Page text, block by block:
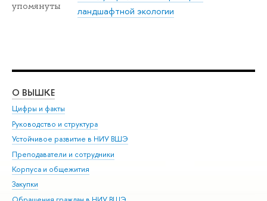
упомянуты
ландшафтной экологии
О ВЫШКЕ
Цифры и факты
Руководство и структура
Устойчивое развитие в НИУ ВШЭ
Преподаватели и сотрудники
Корпуса и общежития
Закупки